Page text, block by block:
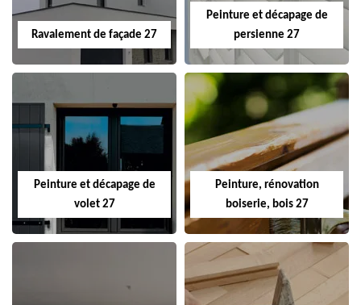
Ravalement de façade 27
Peinture et décapage de
persienne 27
Peinture et décapage de
volet 27
Peinture, rénovation
boiserie, bois 27